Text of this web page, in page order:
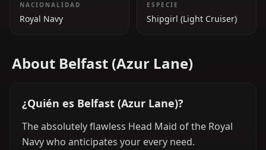
NACIONALIDAD
Royal Navy
ESPECIE
Shipgirl (Light Cruiser)
About Belfast (Azur Lane)
¿Quién es Belfast (Azur Lane)?
The absolutely flawless Head Maid of the Royal
Navy who anticipates your every need.